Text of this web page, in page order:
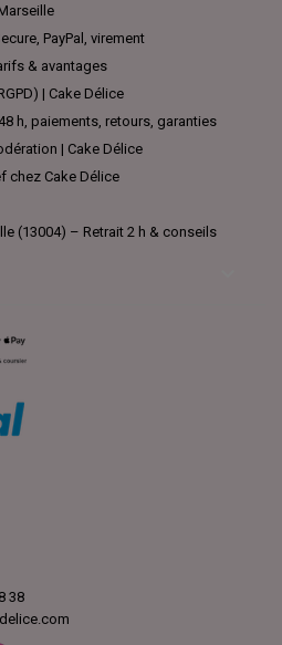
PayPal, virement
& avantages
| Cake Délice
h, paiements, retours, garanties
| Cake Délice
chez Cake Délice
(13004) – Retrait 2 h & conseils
38